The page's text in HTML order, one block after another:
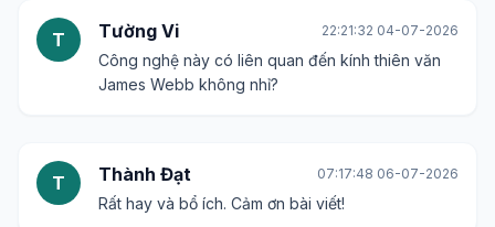
T Tường Vi 22:21:32 04-07-2026
Công nghệ này có liên quan đến kính thiên văn
James Webb không nhỉ?
T Thành Đạt 07:17:48 06-07-2026
Rất hay và bổ ích. Cảm ơn bài viết!